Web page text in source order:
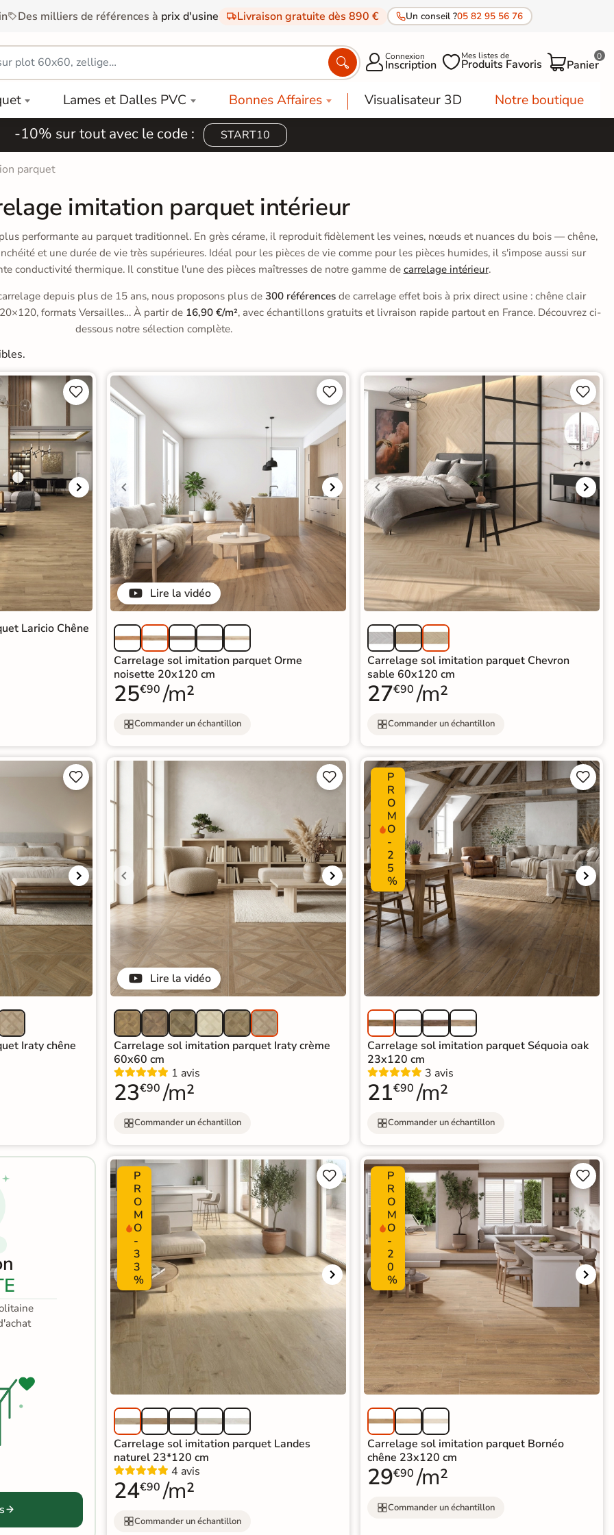
Des milliers de références à prix d'usine Livraison gratuite dès 890 € Un conseil ?05 82 95 56 76
 Connexion
Inscription Mes listes de
Produits Favoris Panier
0
Lames et Dalles PVC Bonnes Affaires Visualisateur 3D Notre boutique
-10% sur tout avec le code : START10
parquet
imitation parquet intérieur
performante au parquet traditionnel. En grès cérame, il reproduit fidèlement les veines, nœuds et nuances du bois — chêne,
et une durée de vie très supérieures. Idéal pour les pièces de vie comme pour les pièces humides, il s'impose aussi sur
conductivité thermique. Il constitue l'une des pièces maîtresses de notre gamme de carrelage intérieur.
depuis plus de 15 ans, nous proposons plus de 300 références de carrelage effet bois à prix direct usine : chêne clair
formats Versailles… À partir de 16,90 €/m², avec échantillons gratuits et livraison rapide partout en France. Découvrez ci-
dessous notre sélection complète.


Laricio Chêne
Lire la vidéo


Carrelage sol imitation parquet Orme
noisette 20x120 cm
25€90 /m²
Commander un échantillon


Carrelage sol imitation parquet Chevron
sable 60x120 cm
27€90 /m²
Commander un échantillon


Iraty chêne
Lire la vidéo


Carrelage sol imitation parquet Iraty crème
60x60 cm
1 avis
23€90 /m²
Commander un échantillon
P
R
O
M
O
-
2
5
%


Carrelage sol imitation parquet Séquoia oak
23x120 cm
3 avis
21€90 /m²
Commander un échantillon
P
R
O
M
O
-
3
3
%


Carrelage sol imitation parquet Landes
naturel 23*120 cm
4 avis
24€90 /m²
Commander un échantillon
P
R
O
M
O
-
2
0
%


Carrelage sol imitation parquet Bornéo
chêne 23x120 cm
29€90 /m²
Commander un échantillon